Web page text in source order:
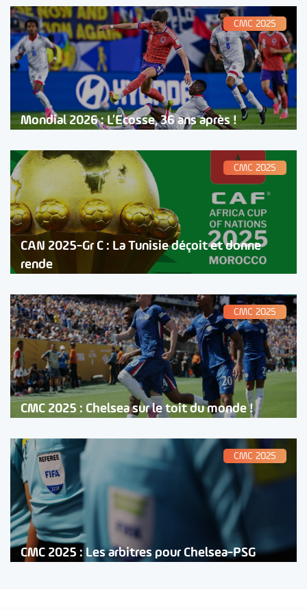
CMC 2025
Mondial 2026 : L’Ecosse, 36 ans après !
CMC 2025
CAN 2025-Gr C : La Tunisie déçoit et donne
rende
CMC 2025
CMC 2025 : Chelsea sur le toit du monde !
CMC 2025
CMC 2025 : Les arbitres pour Chelsea-PSG